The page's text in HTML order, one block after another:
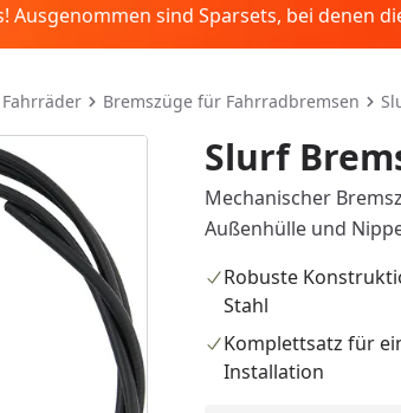
Ausgenommen sind Sparsets, bei denen
Bremszüge für Fahrradbremsen
Slurf
Mechanischer
Außenhülle und
Robuste
Stahl
Komplettsatz für
Installation